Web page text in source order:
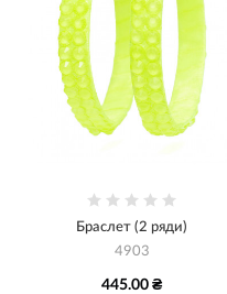
Браслет (2 ряди)
4903
445.00 ₴